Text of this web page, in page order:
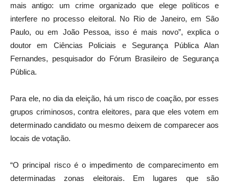
mais antigo: um crime organizado que elege políticos e
interfere no processo eleitoral. No Rio de Janeiro, em São
Paulo, ou em João Pessoa, isso é mais novo”, explica o
doutor em Ciências Policiais e Segurança Pública Alan
Fernandes, pesquisador do Fórum Brasileiro de Segurança
Pública.
Para ele, no dia da eleição, há um risco de coação, por esses
grupos criminosos, contra eleitores, para que eles votem em
determinado candidato ou mesmo deixem de comparecer aos
locais de votação.
“O principal risco é o impedimento de comparecimento em
determinadas zonas eleitorais. Em lugares que são